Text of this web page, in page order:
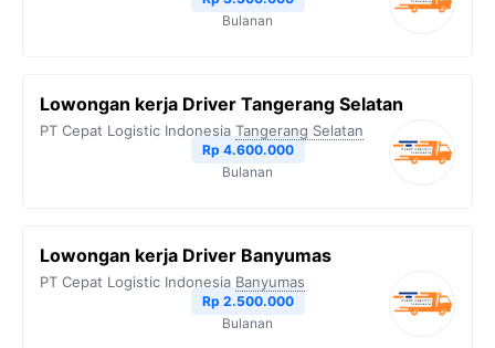
Bulanan
Lowongan kerja Driver Tangerang Selatan
PT Cepat Logistic Indonesia Tangerang Selatan
Rp 4.600.000
Bulanan
Lowongan kerja Driver Banyumas
PT Cepat Logistic Indonesia Banyumas
Rp 2.500.000
Bulanan